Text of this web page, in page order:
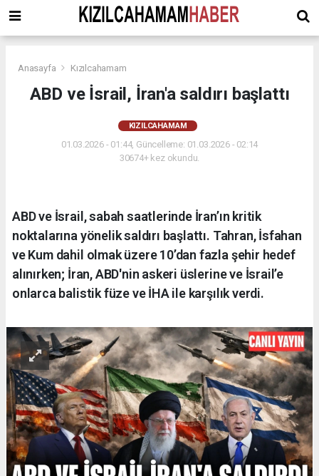
Anasayfa Kızılcahamam
ABD ve İsrail, İran'a saldırı başlattı
KIZILCAHAMAM
01.03.2026 - 01:44, Güncelleme: 01.03.2026 - 02:14
30674+ kez okundu.
ABD ve İsrail, sabah saatlerinde İran’ın kritik
noktalarına yönelik saldırı başlattı. Tahran, İsfahan
ve Kum dahil olmak üzere 10’dan fazla şehir hedef
alınırken; İran, ABD'nin askeri üslerine ve İsrail’e
onlarca balistik füze ve İHA ile karşılık verdi.